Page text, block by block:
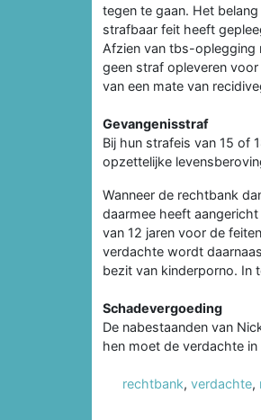
tegen te gaan. Het
strafbaar feit heeft
Afzien van tbs-oplegging
geen straf opleveren
van een mate van
Gevangenisstraf
Bij hun strafeis van 15 of
opzettelijke
Wanneer de rechtbank
daarmee heeft
van 12 jaren voor de
verdachte wordt
bezit van kinderporno. In
Schadevergoeding
De nabestaanden van
hen moet de verdachte
rechtbank, verdachte,